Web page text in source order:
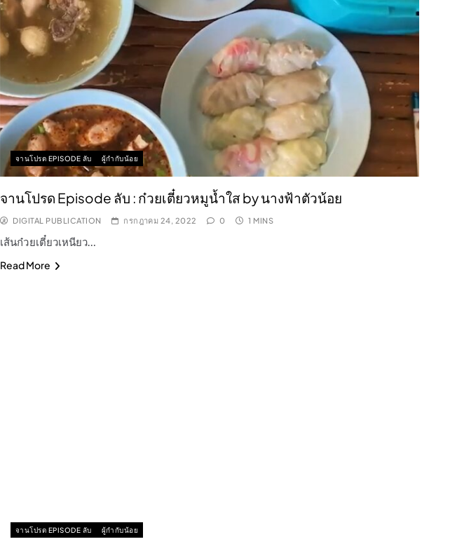
จานโปรด EPISODE ลับ ผู้กำกับน้อย
จานโปรด Episode ลับ : ก๋วยเตี๋ยวหมูน้ำใส by นางฟ้าตัวน้อย
DIGITAL PUBLICATION กรกฎาคม 24, 2022 0 1 MINS
เส้นก๋วยเตี๋ยวเหนียว…
Read More
จานโปรด EPISODE ลับ ผู้กำกับน้อย